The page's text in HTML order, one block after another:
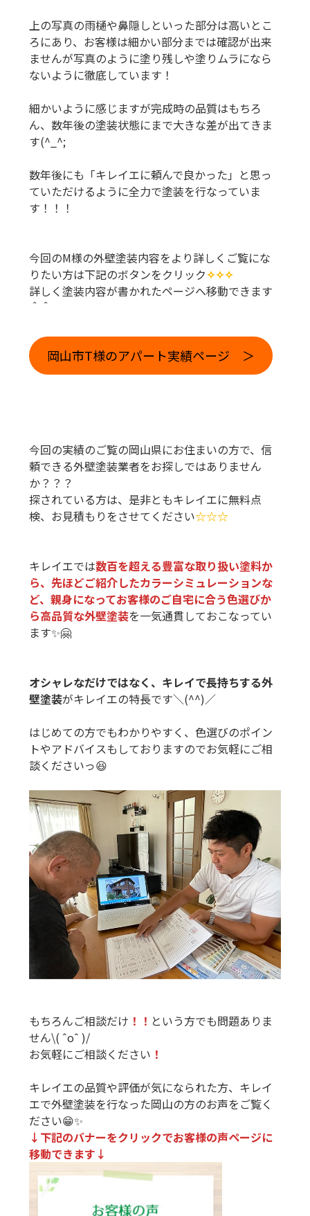
上の写真の雨樋や鼻隠しといった部分は高いとこ
ろにあり、お客様は細かい部分までは確認が出来
ませんが写真のように塗り残しや塗りムラになら
ないように徹底しています！
細かいように感じますが完成時の品質はもちろ
ん、数年後の塗装状態にまで大きな差が出てきま
す(^_^;
数年後にも「キレイエに頼んで良かった」と思っ
ていただけるように全力で塗装を行なっていま
す！！！
今回のM様の外壁塗装内容をより詳しくご覧にな
りたい方は下記のボタンをクリック✧✧✧
詳しく塗装内容が書かれたページへ移動できます
＾＾
岡山市T様のアパート実績ページ ＞
今回の実績のご覧の岡山県にお住まいの方で、信
頼できる外壁塗装業者をお探しではありません
か？？？
探されている方は、是非ともキレイエに無料点
検、お見積もりをさせてください☆☆☆
キレイエでは数百を超える豊富な取り扱い塗料か
ら、先ほどご紹介したカラーシミュレーションな
ど、親身になってお客様のご自宅に合う色選びか
ら高品質な外壁塗装を一気通貫しておこなってい
ます✨🤗
オシャレなだけではなく、キレイで長持ちする外
壁塗装がキレイエの特長です＼(^^)／
はじめての方でもわかりやすく、色選びのポイン
トやアドバイスもしておりますのでお気軽にご相
談くださいっ😆
もちろんご相談だけ ！ ！ という方でも問題ありま
せん\( ˆoˆ )/
お気軽にご相談ください ！
キレイエの品質や評価が気になられた方、キレイ
エで外壁塗装を行なった岡山の方のお声をご覧く
ださい😁✨
↓下記のバナーをクリックでお客様の声ページに
移動できます↓